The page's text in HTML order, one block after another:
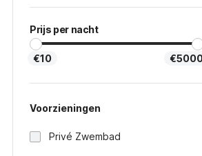
Prijs per nacht
€10
Voorzieningen
Privé Zwembad